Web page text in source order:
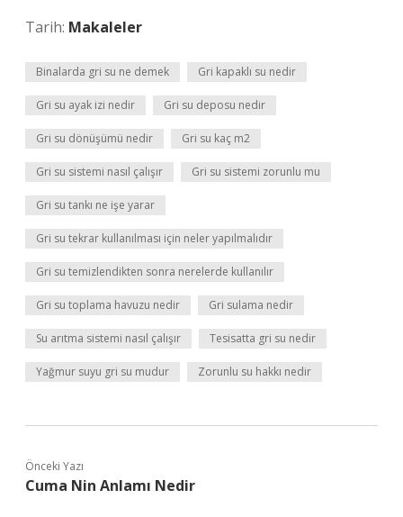
Tarih: Makaleler
Binalarda gri su ne demek Gri kapaklı su nedir
Gri su ayak izi nedir Gri su deposu nedir
Gri su dönüşümü nedir Gri su kaç m2
Gri su sistemi nasıl çalışır Gri su sistemi zorunlu mu
Gri su tankı ne işe yarar
Gri su tekrar kullanılması için neler yapılmalıdır
Gri su temizlendikten sonra nerelerde kullanılır
Gri su toplama havuzu nedir Gri sulama nedir
Su arıtma sistemi nasıl çalışır Tesisatta gri su nedir
Yağmur suyu gri su mudur Zorunlu su hakkı nedir
Önceki Yazı
Cuma Nin Anlamı Nedir